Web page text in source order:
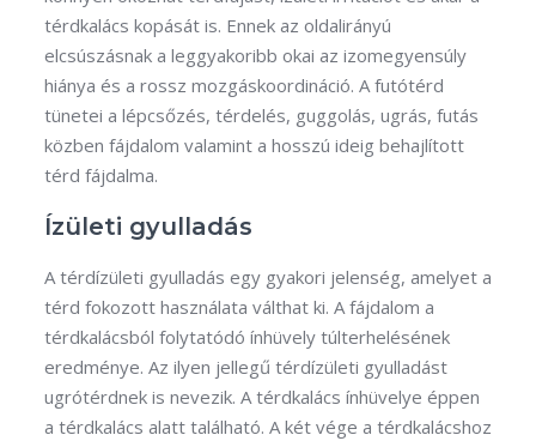
térdkalács kopását is. Ennek az oldalirányú
elcsúszásnak a leggyakoribb okai az izomegyensúly
hiánya és a rossz mozgáskoordináció. A futótérd
tünetei a lépcsőzés, térdelés, guggolás, ugrás, futás
közben fájdalom valamint a hosszú ideig behajlított
térd fájdalma.
Ízületi gyulladás
A térdízületi gyulladás egy gyakori jelenség, amelyet a
térd fokozott használata válthat ki. A fájdalom a
térdkalácsból folytatódó ínhüvely túlterhelésének
eredménye. Az ilyen jellegű térdízületi gyulladást
ugrótérdnek is nevezik. A térdkalács ínhüvelye éppen
a térdkalács alatt található. A két vége a térdkalácshoz